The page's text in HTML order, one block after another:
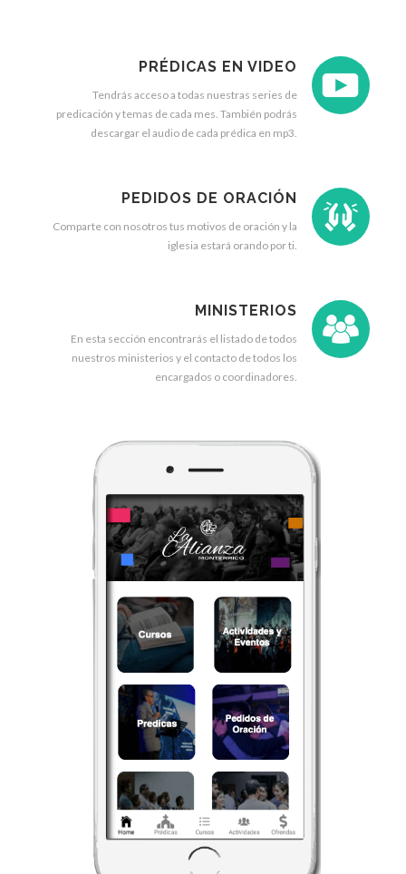
PRÉDICAS EN VIDEO
Tendrás acceso a todas nuestras series de
predicación y temas de cada mes. También podrás
descargar el audio de cada prédica en mp3.
PEDIDOS DE ORACIÓN
Comparte con nosotros tus motivos de oración y la
iglesia estará orando por ti.
MINISTERIOS
En esta sección encontrarás el listado de todos
nuestros ministerios y el contacto de todos los
encargados o coordinadores.